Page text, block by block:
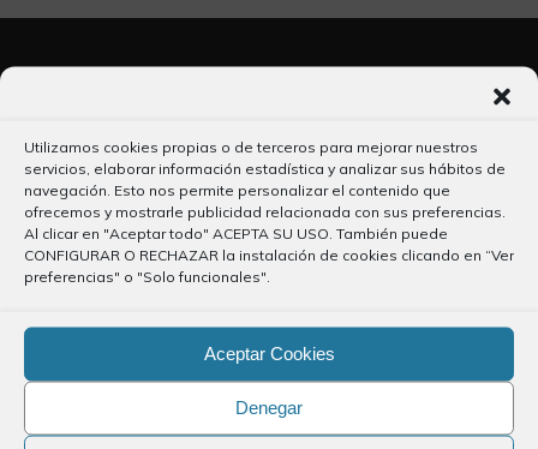
Utilizamos cookies propias o de terceros para mejorar nuestros
servicios, elaborar información estadística y analizar sus hábitos de
navegación. Esto nos permite personalizar el contenido que
ofrecemos y mostrarle publicidad relacionada con sus preferencias.
Al clicar en "Aceptar todo" ACEPTA SU USO. También puede
CONFIGURAR O RECHAZAR la instalación de cookies clicando en “Ver
preferencias" o "Solo funcionales".
Aceptar Cookies
Denegar
Política de Privacidad
El Colegio